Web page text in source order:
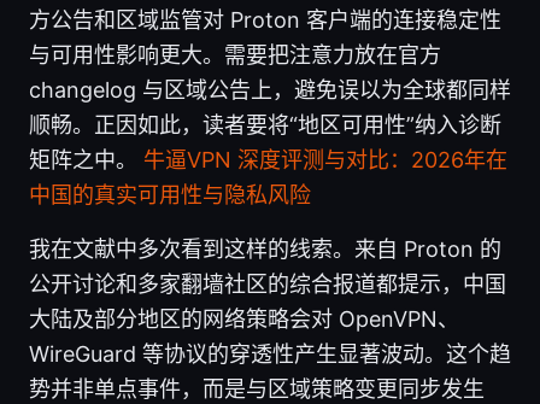
方公告和区域监管对 Proton 客户端的连接稳定性
与可用性影响更大。需要把注意力放在官方
changelog 与区域公告上，避免误以为全球都同样
顺畅。正因如此，读者要将“地区可用性”纳入诊断
矩阵之中。 牛逼VPN 深度评测与对比：2026年在
中国的真实可用性与隐私风险
我在文献中多次看到这样的线索。来自 Proton 的
公开讨论和多家翻墙社区的综合报道都提示，中国
大陆及部分地区的网络策略会对 OpenVPN、
WireGuard 等协议的穿透性产生显著波动。这个趋
势并非单点事件，而是与区域策略变更同步发生